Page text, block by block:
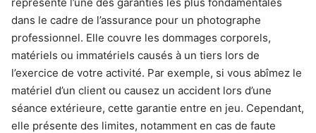
dans le cadre de l’assurance pour un photographe
professionnel. Elle couvre les dommages corporels,
matériels ou immatériels causés à un tiers lors de
l’exercice de votre activité. Par exemple, si vous abîmez le
matériel d’un client ou causez un accident lors d’une
séance extérieure, cette garantie entre en jeu. Cependant,
elle présente des limites, notamment en cas de faute